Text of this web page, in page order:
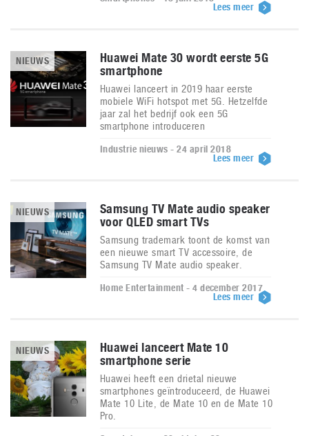
Lees meer
NIEUWS
Huawei Mate 30 wordt eerste 5G
smartphone
Huawei lanceert in 2019 haar eerste
mobiele WiFi hotspot met 5G. Hetzelfde
jaar zal het bedrijf ook een 5G
smartphone introduceren
Industrie nieuws - 24 april 2018
Lees meer
NIEUWS
Samsung TV Mate audio speaker
voor QLED smart TVs
Samsung trademark toont de komst van
een nieuwe smart TV accessoire, de
Samsung TV Mate audio speaker.
Home Entertainment - 4 december 2017
Lees meer
NIEUWS
Huawei lanceert Mate 10
smartphone serie
Huawei heeft een drietal nieuwe
smartphones geïntroduceerd, de Huawei
Mate 10 Lite, de Mate 10 en de Mate 10
Pro.